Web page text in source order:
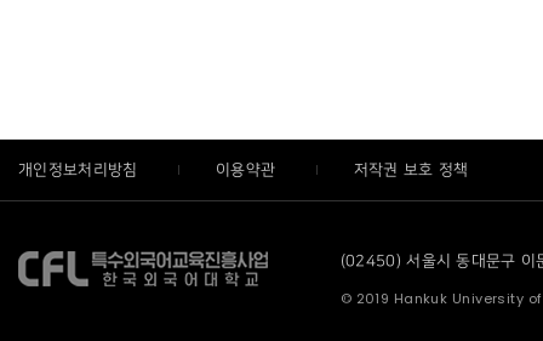
개인정보처리방침 이용약관 저작권 보호 정책
(02450) 서울시 동대문구
© 2019 Hankuk University